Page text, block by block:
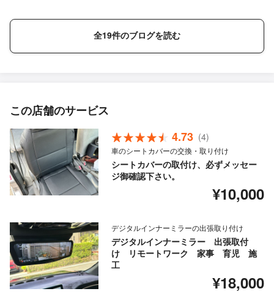
全19件のブログを読む
この店舗のサービス
4.73 (4)
車のシートカバーの交換・取り付け
シートカバーの取付け、必ずメッセー
ジ御確認下さい。
¥10,000
デジタルインナーミラーの出張取り付け
デジタルインナーミラー 出張取付
け リモートワーク 家事 育児 施
工
¥18,000